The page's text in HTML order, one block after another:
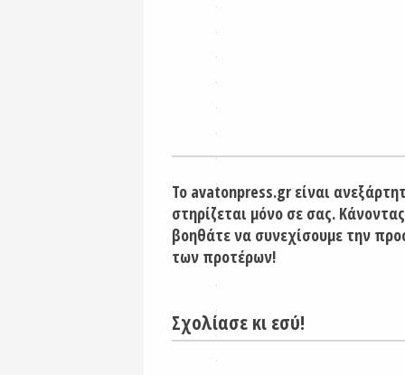
Το avatonpress.gr είναι
στηρίζεται μόνο σε σας.
βοηθάτε να συνεχίσουμε την
των προτέρων!
Σχολίασε κι εσύ!